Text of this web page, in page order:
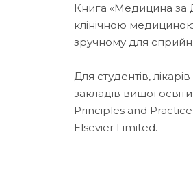
Книга «Медицина за
клінічною
зручному для
Для студентів,
закладів вищої
Principles and
Elsevier Limited.